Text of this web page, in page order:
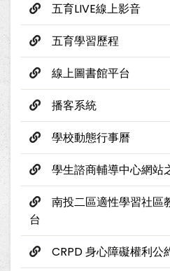
五育LIVE線上影音
五育學習歷程
線上圖書館平台
播客系統
學校動態行事曆
學生諮商輔導中心網站
南投二區適性學習社區
台
CRPD 身心障礙權利公